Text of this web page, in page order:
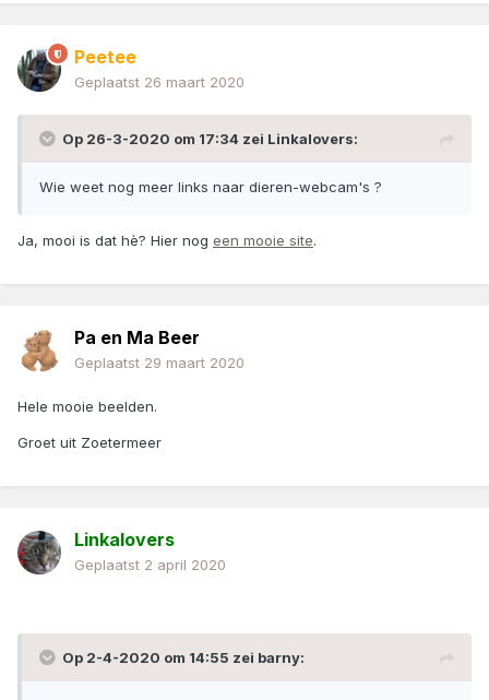
Peetee
Geplaatst 26 maart 2020
Op 26-3-2020 om 17:34 zei Linkalovers:
Wie weet nog meer links naar dieren-webcam's ?
Ja, mooi is dat hè? Hier nog een mooie site.
Pa en Ma Beer
Geplaatst 29 maart 2020
Hele mooie beelden.
Groet uit Zoetermeer
Linkalovers
Geplaatst 2 april 2020
Op 2-4-2020 om 14:55 zei barny: